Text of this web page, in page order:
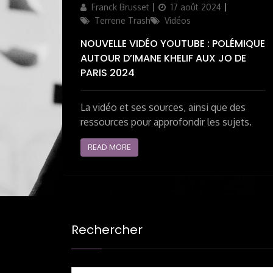
Author
Franck Brusset
Updated
on
17 août 2024
Terrene Trash
Vidéos
NOUVELLE VIDÉO YOUTUBE : POLÉMIQUE
AUTOUR D’IMANE KHELIF AUX JO DE
PARIS 2024
La vidéo et ses sources, ainsi que des
ressources pour approfondir les sujets.
READ MORE
Rechercher